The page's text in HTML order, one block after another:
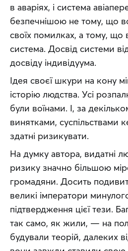
в аваріях, і система
безпечнішою не тому, що
своїх помилках, а тому, що
система. Досвід системи
досвіду індивідуума.
Ідея своєї шкури на кону
історію людства. Усі
були воїнами. І, за
винятками, суспільствами
здатні ризикувати.
На думку автора, видатні
ризику значно більшою
громадяни. Досить
великі імператори
підтвердження цієї тези.
так само, як жили, — на
будували теорій, далеких